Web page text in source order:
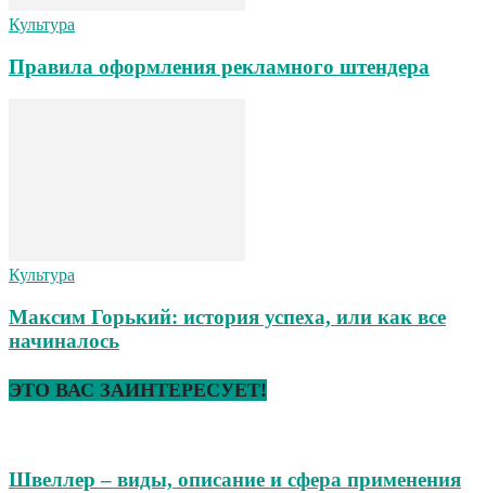
Культура
Правила оформления рекламного штендера
Культура
Максим Горький: история успеха, или как все
начиналось
ЭТО ВАС ЗАИНТЕРЕСУЕТ!
Швеллер – виды, описание и сфера применения